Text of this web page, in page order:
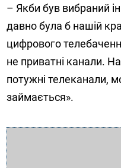
– Якби був вибраний
давно була б нашій
цифрового
не приватні канали.
потужні телеканали,
займається».